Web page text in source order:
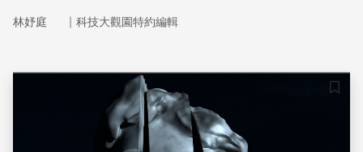
的場景並非虛構，而是情緒辨識真實應用的結果。從面試、
大電機工程系副教授李祈均的團隊，發展出個人化的情緒辨
識技術，解決個體差異對情緒表達的影響，榮獲科技部
「2019未來科技突破獎」並入選為亮點技術。
林妤庭 ｜ 科技大觀園特約編輯
儲存